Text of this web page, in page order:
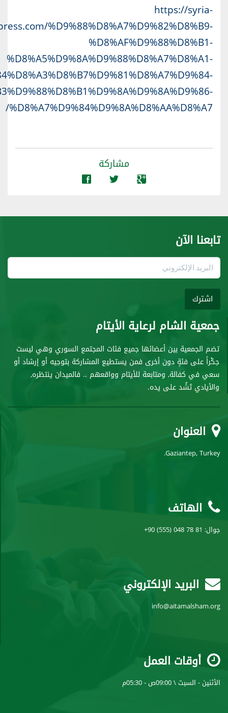
https://syria-
%D9%88%D8%A7%D9%82%D8%B9-
%D8%AF%D9%88%D8%B1-
%D8%A5%D9%8A%D9%88%D8%A7%D8%A1-
%D8%A7%D9%84%D9%8A%D8%AA%D8%A7/
مشاركة
تابعنا الآن
البريد
الإلكتروني
اشترك
جمعية الشام لرعاية الأيتام
تضم الجمعية بين أعضائها جميع فئات المجتمع السوري وهي ليست
حِكْراً على فئةٍ دون أخرى فمن يستطيع المشاركة بتوجيه أو إرشاد أو
سعي في كفالة, ومتابعة للأيتام وواقعهم .. فالميدان ينتظره,
والأيادي تَشُد على يده.
العنوان
Gaziantep, Turkey.
الهاتف
جوال: +90 (555) 048 78 81
البريد الإلكتروني
info@aitamalsham.org
أوقات العمل
الأثنين - السبت \ 09:00ص - 05:30م